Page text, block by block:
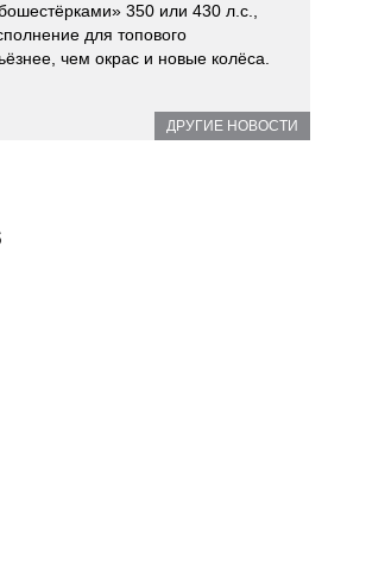
350 или 430 л.с.,
для топового
чем окрас и новые колёса.
ДРУГИЕ НОВОСТИ